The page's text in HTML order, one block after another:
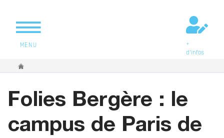
MENU
+
d'infos
Vous êtes ici
Folies Bergère : le
campus de Paris de